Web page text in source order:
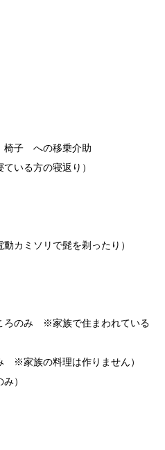
への移乗介助
いる方の寝返り）
カミソリで髭を剃ったり）
ろのみ ※家族で住まわれている
※家族の料理は作りません）
）